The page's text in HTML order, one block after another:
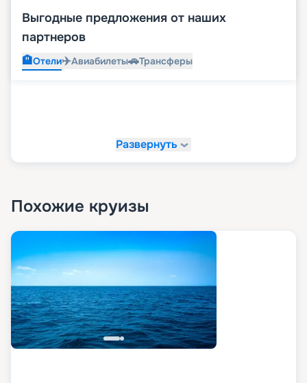
Выгодные предложения от наших
партнеров
🏨Отели✈️Авиабилеты🚗Трансферы
Развернуть
Похожие круизы